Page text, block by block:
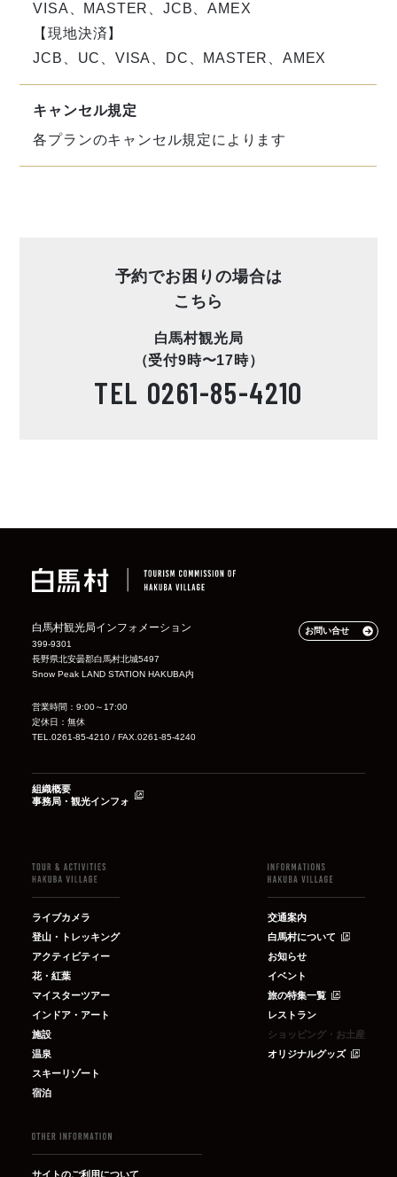
VISA、MASTER、JCB、AMEX
【現地決済】
JCB、UC、VISA、DC、MASTER、AMEX
キャンセル規定
各プランのキャンセル規定によります
予約でお困りの場合は
こちら
白馬村観光局
（受付9時〜17時）
TEL 0261-85-4210
白馬村観光局インフォメーション
399-9301
長野県北安曇郡白馬村北城5497
Snow Peak LAND STATION HAKUBA内
営業時間：9:00～17:00
定休日：無休
TEL.0261-85-4210 / FAX.0261-85-4240
お問い合せ
組織概要
事務局・観光インフォ
ライブカメラ
登山・トレッキング
アクティビティー
花・紅葉
マイスターツアー
インドア・アート
施設
温泉
スキーリゾート
宿泊
交通案内
白馬村について
お知らせ
イベント
旅の特集一覧
レストラン
ショッピング・お土産
オリジナルグッズ
サイトのご利用について